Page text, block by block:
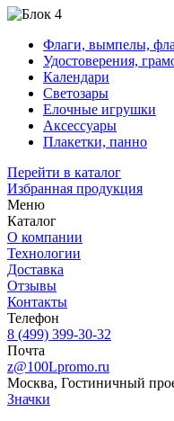
Флаги, вымпелы,
Удостоверения,
Календари
Светозары
Елочные игрушки
Аксессуары
Плакетки, панно
Перейти в каталог
Избранная продукция
Меню
Каталог
О компании
Технологии
Доставка
Отзывы
Контакты
Телефон
8 (499) 399-30-32
Почта
z@100Lpromo.ru
Москва, Гостиничный
Значки